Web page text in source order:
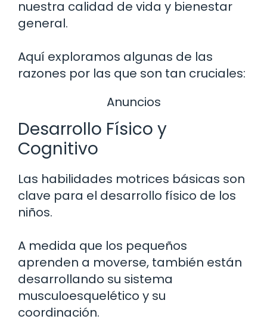
nuestra calidad de vida y bienestar
general.
Aquí exploramos algunas de las
razones por las que son tan cruciales:
Anuncios
Desarrollo Físico y
Cognitivo
Las habilidades motrices básicas son
clave para el desarrollo físico de los
niños.
A medida que los pequeños
aprenden a moverse, también están
desarrollando su sistema
musculoesquelético y su
coordinación.